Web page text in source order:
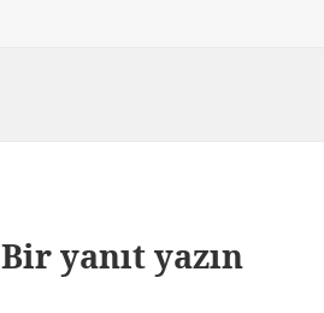
Bir yanıt yazın